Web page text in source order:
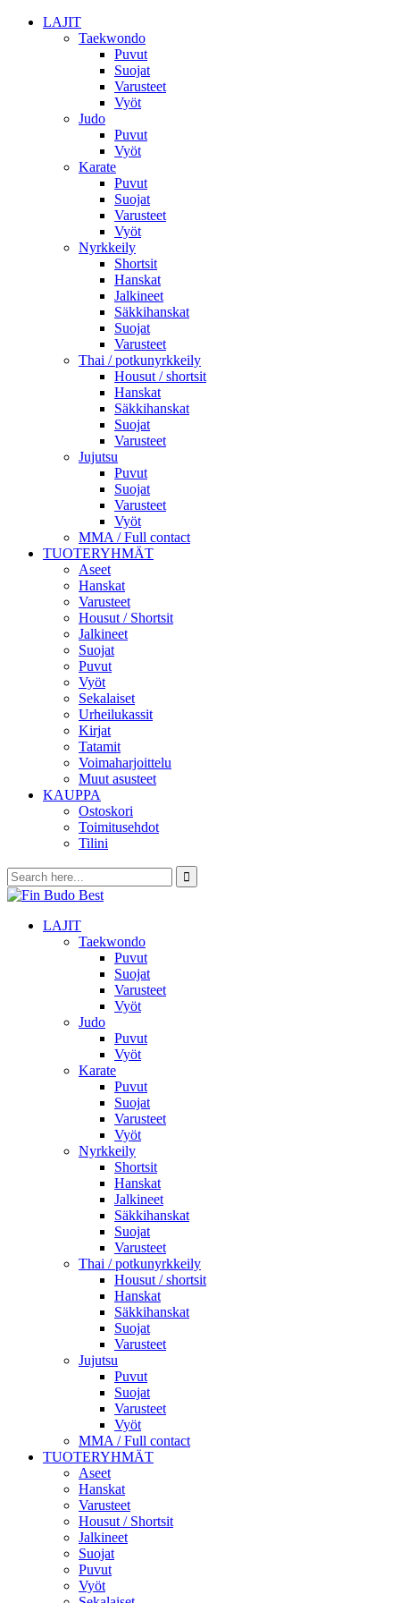
LAJIT
Taekwondo
Puvut
Suojat
Varusteet
Vyöt
Judo
Puvut
Vyöt
Karate
Puvut
Suojat
Varusteet
Vyöt
Nyrkkeily
Shortsit
Hanskat
Jalkineet
Säkkihanskat
Suojat
Varusteet
Thai / potkunyrkkeily
Housut / shortsit
Hanskat
Säkkihanskat
Suojat
Varusteet
Jujutsu
Puvut
Suojat
Varusteet
Vyöt
MMA / Full contact
TUOTERYHMÄT
Aseet
Hanskat
Varusteet
Housut / Shortsit
Jalkineet
Suojat
Puvut
Vyöt
Sekalaiset
Urheilukassit
Kirjat
Tatamit
Voimaharjoittelu
Muut asusteet
KAUPPA
Ostoskori
Toimitusehdot
Tilini
LAJIT
Taekwondo
Puvut
Suojat
Varusteet
Vyöt
Judo
Puvut
Vyöt
Karate
Puvut
Suojat
Varusteet
Vyöt
Nyrkkeily
Shortsit
Hanskat
Jalkineet
Säkkihanskat
Suojat
Varusteet
Thai / potkunyrkkeily
Housut / shortsit
Hanskat
Säkkihanskat
Suojat
Varusteet
Jujutsu
Puvut
Suojat
Varusteet
Vyöt
MMA / Full contact
TUOTERYHMÄT
Aseet
Hanskat
Varusteet
Housut / Shortsit
Jalkineet
Suojat
Puvut
Vyöt